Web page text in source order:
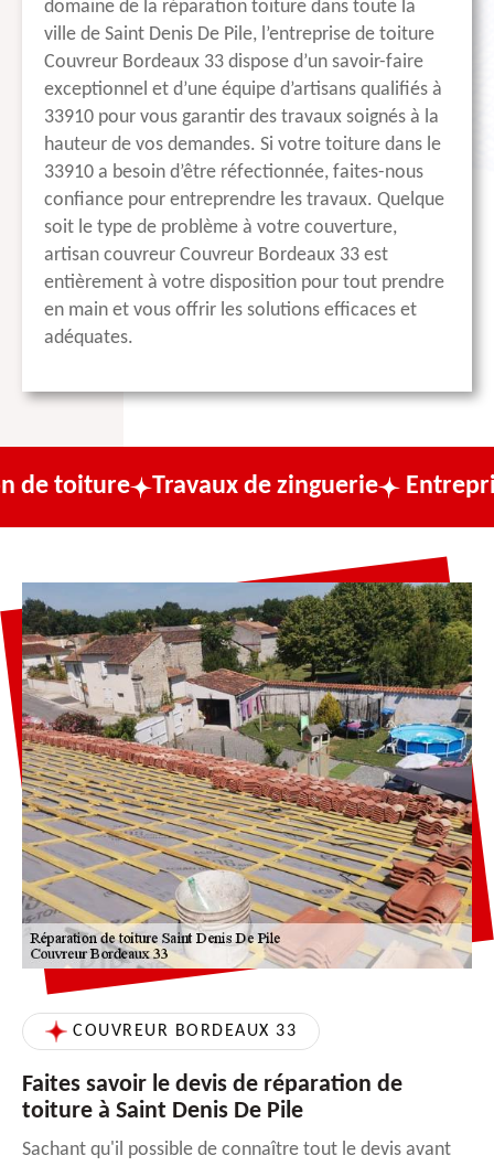
domaine de la réparation toiture dans toute la
ville de Saint Denis De Pile, l’entreprise de toiture
Couvreur Bordeaux 33 dispose d’un savoir-faire
exceptionnel et d’une équipe d’artisans qualifiés à
33910 pour vous garantir des travaux soignés à la
hauteur de vos demandes. Si votre toiture dans le
33910 a besoin d’être réfectionnée, faites-nous
confiance pour entreprendre les travaux. Quelque
soit le type de problème à votre couverture,
artisan couvreur Couvreur Bordeaux 33 est
entièrement à votre disposition pour tout prendre
en main et vous offrir les solutions efficaces et
adéquates.
Travaux de zinguerie Entreprise de
COUVREUR BORDEAUX 33
Faites savoir le devis de réparation de
toiture à Saint Denis De Pile
Sachant qu'il possible de connaître tout le devis avant